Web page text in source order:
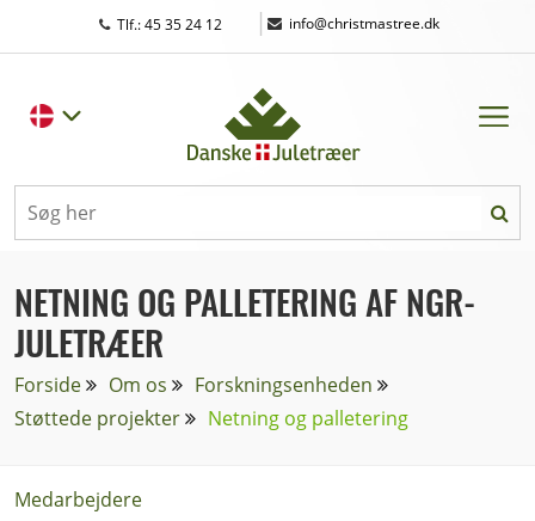
Tlf.: 45 35 24 12 | info@christmastree.dk
NETNING OG PALLETERING AF NGR-
JULETRÆER
Forside Om os
Forskningsenheden
Støttede projekter
Netning og palletering
Medarbejdere